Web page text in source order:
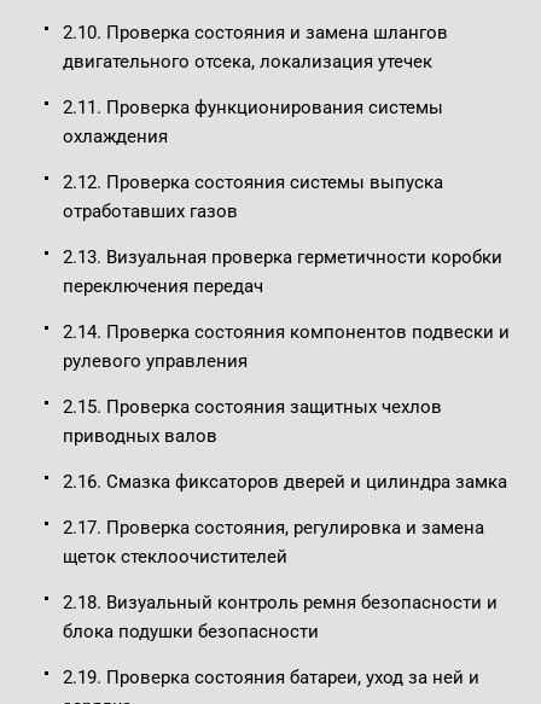
2.10. Проверка состояния и замена шлангов
двигательного отсека, локализация утечек
2.11. Проверка функционирования системы
охлаждения
2.12. Проверка состояния системы выпуска
отработавших газов
2.13. Визуальная проверка герметичности коробки
переключения передач
2.14. Проверка состояния компонентов подвески и
рулевого управления
2.15. Проверка состояния защитных чехлов
приводных валов
2.16. Смазка фиксаторов дверей и цилиндра замка
2.17. Проверка состояния, регулировка и замена
щеток стеклоочистителей
2.18. Визуальный контроль ремня безопасности и
блока подушки безопасности
2.19. Проверка состояния батареи, уход за ней и